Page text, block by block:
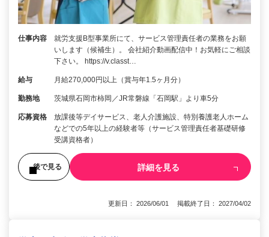
仕事内容
就労支援B型事業所にて、サービス管理責任者の業務をお願
いします（候補生）。 会社紹介動画配信中！お気軽にご相談
下さい。 https://v.classt…
給与 月給270,000円以上（賞与年1.5ヶ月分）
勤務地 茨城県石岡市柿岡／JR常磐線「石岡駅」より車5分
応募資格
放課後等デイサービス、老人介護施設、特別養護老人ホーム
などでの5年以上の経験者等（サービス管理責任者基礎研修
受講資格者）
後で見る 詳細を見る
更新日： 2026/06/01 掲載終了日： 2027/04/02